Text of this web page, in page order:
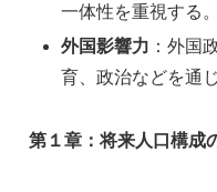
一体性を重視する。
外国影響力 ：外国
育、政治などを通
第１章：将来人口構成